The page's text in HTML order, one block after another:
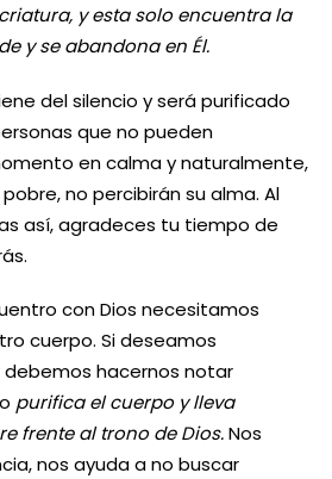
y esta solo encuentra la
y se abandona en Él.
del silencio y será purificado
que no pueden
en calma y naturalmente,
no percibirán su alma. Al
así, agradeces tu tiempo de
con Dios necesitamos
cuerpo. Si deseamos
hacernos notar
purifica el cuerpo y lleva
frente al trono de Dios.Nos
nos ayuda a no buscar